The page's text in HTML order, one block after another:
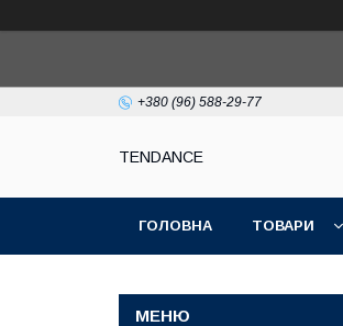
+380 (96) 588-29-77
TENDANCE
ГОЛОВНА ТОВАРИ